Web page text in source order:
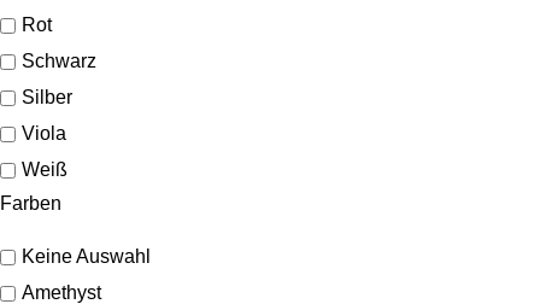
Rot
Schwarz
Silber
Viola
Weiß
Farben
Keine Auswahl
Amethyst